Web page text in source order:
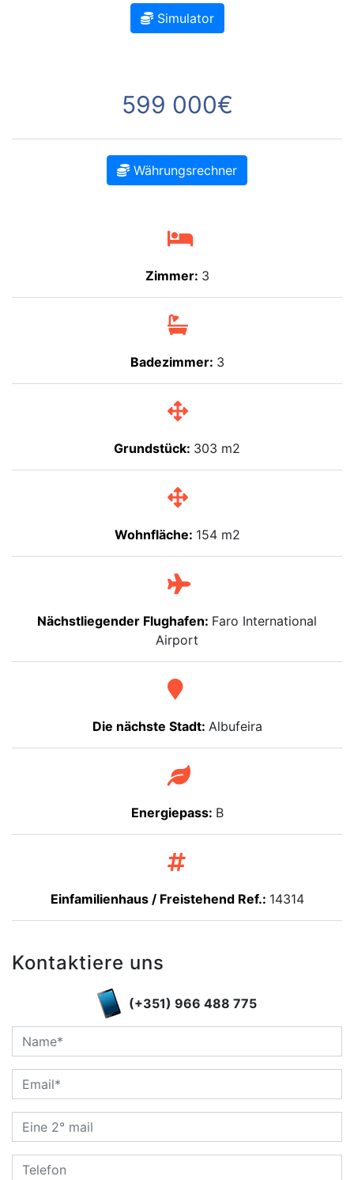
Simulator
599 000€
Währungsrechner
Zimmer: 3
Badezimmer: 3
Grundstück: 303 m2
Wohnfläche: 154 m2
Nächstliegender Flughafen: Faro International
Airport
Die nächste Stadt: Albufeira
Energiepass: B
Einfamilienhaus / Freistehend Ref.: 14314
Kontaktiere uns
(+351) 966 488 775